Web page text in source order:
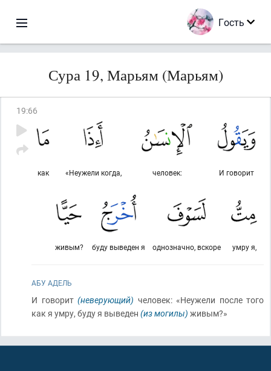
Гость
Сура 19, Марьям (Марьям)
19:66
И говорит
человек:
«Неужели когда,
как
умру я,
однозначно, вскоре
буду выведен я
живым?
АБУ АДЕЛЬ
И говорит (неверующий) человек: «Неужели после того
как я умру, буду я выведен (из могилы) живым?»